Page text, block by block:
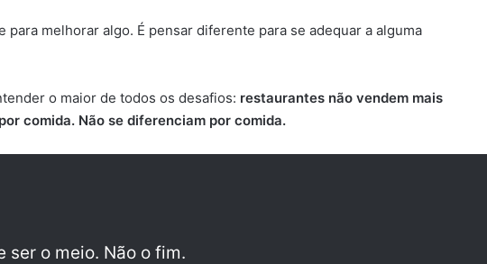
para melhorar algo. É pensar diferente para se adequar a alguma
o maior de todos os desafios: restaurantes não vendem mais
comida. Não se diferenciam por comida.
ser o meio. Não o fim.